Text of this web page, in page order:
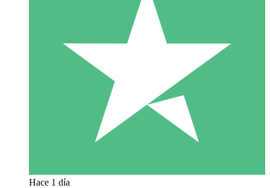
Hace 1 día